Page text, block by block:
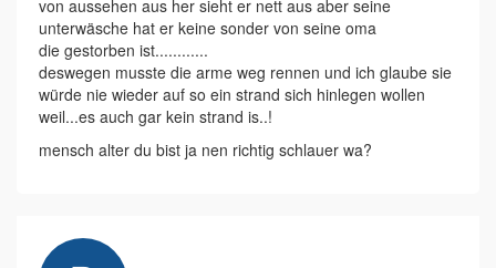
von aussehen aus her sieht er nett aus aber seine
unterwäsche hat er keine sonder von seine oma
die gestorben ist............
deswegen musste die arme weg rennen und ich glaube sie
würde nie wieder auf so ein strand sich hinlegen wollen
weil...es auch gar kein strand is..!
mensch alter du bist ja nen richtig schlauer wa?